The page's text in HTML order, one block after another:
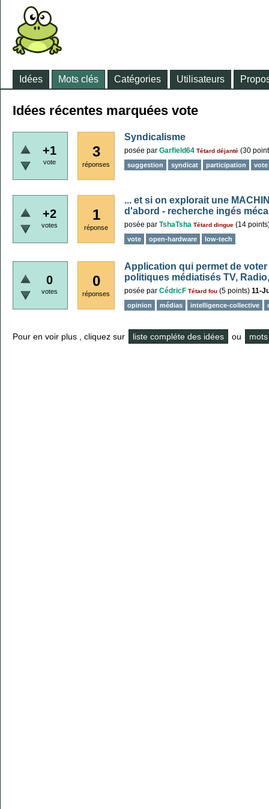
Idées Mots clés Catégories Utilisateurs
Idées récentes marquées vote
+1
vote
3
réponses
Syndicalisme
posée par Garfield64 Tétard déjanté (30
suggestion syndicat participation vote
+2
votes
1
réponse
... et si on explorait une
d'abord - recherche ingés
posée par TshaTsha Tétard dingue (14
vote open-hardware low-tech
0
votes
0
réponses
Application qui permet de
politiques médiatisés TV,
posée par CédricF Tétard fou (5 points) 11-
opinion médias intelligence-collective
Pour en voir plus , cliquez sur liste compléte des idées ou